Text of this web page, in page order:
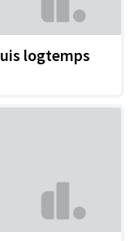
logtemps